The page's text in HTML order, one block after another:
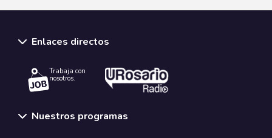
Enlaces directos
Trabaja con
nosotros.
Nuestros programas